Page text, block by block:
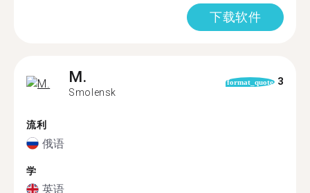
下载软件
M.
Smolensk
format_quote 3
流利
俄语
学
英语